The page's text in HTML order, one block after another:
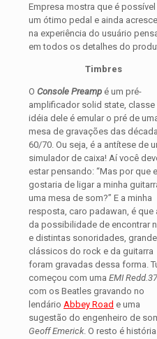
Empresa mostra que é possível
um ótimo pedal e ainda
na experiência do usuário
em todos os detalhes do
Timbres
O Console Preamp é um pré-
amplificador solid state, classe
idéia dele é emular o pré de
mesa de gravações das
60/70. Ou seja, é a antítese de
simulador de caixa! Aí você
estar pensando: “Mas por que
gostaria de ligar a minha
uma mesa de som?” E a minha
resposta, caro padawan, é que
da possibilidade de encontrar
e distintas sonoridades,
clássicos do rock e da guitarra
foram gravadas dessa forma.
começou com uma EMI
com os Beatles gravando no
lendário Abbey Road e uma
sugestão do engenheiro de
Geoff Emerick. O resto é história.